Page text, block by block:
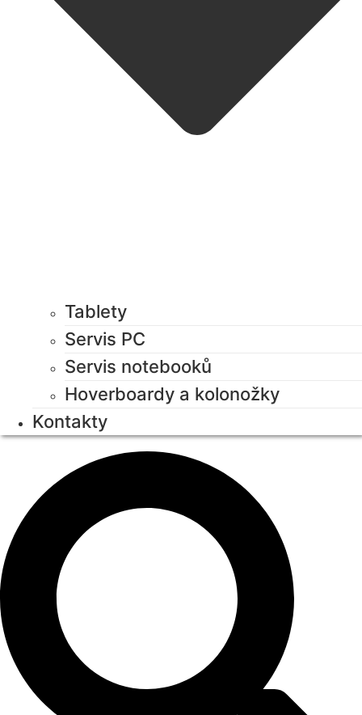
Tablety
Servis PC
Servis notebooků
Hoverboardy a kolonožky
Kontakty